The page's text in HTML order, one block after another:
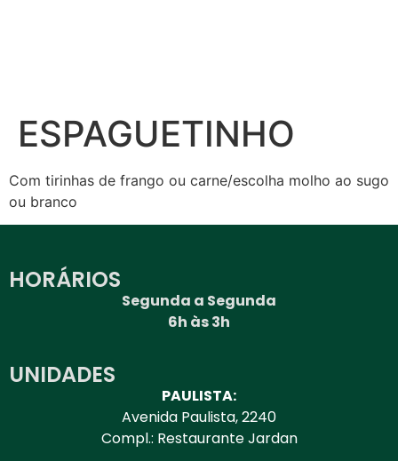
ESPAGUETINHO
Com tirinhas de frango ou carne/escolha molho ao sugo
ou branco
HORÁRIOS
Segunda a Segunda
6h às 3h
UNIDADES
PAULISTA:
Avenida Paulista, 2240
Compl.: Restaurante Jardan